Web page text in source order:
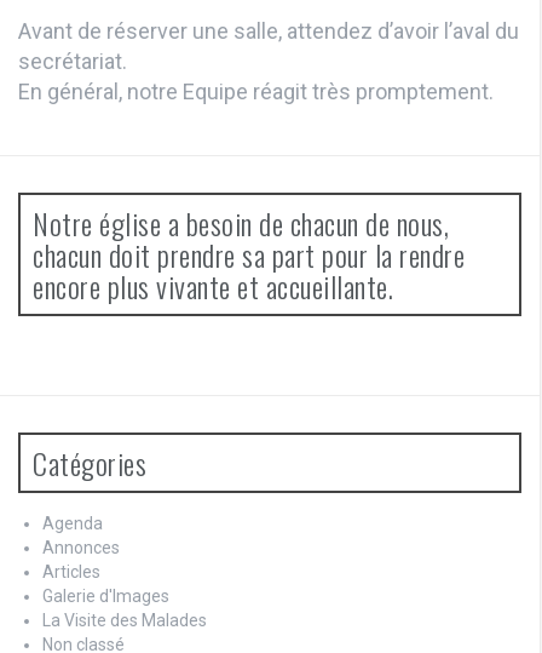
Avant de réserver une salle, attendez d’avoir l’aval du
secrétariat.
En général, notre Equipe réagit très promptement.
Notre église a besoin de chacun de nous,
chacun doit prendre sa part pour la rendre
encore plus vivante et accueillante.
Catégories
Agenda
Annonces
Articles
Galerie d'Images
La Visite des Malades
Non classé